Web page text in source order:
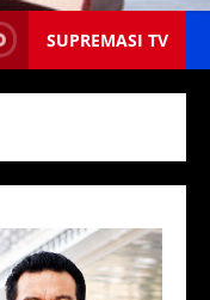
SUPREMASI TV